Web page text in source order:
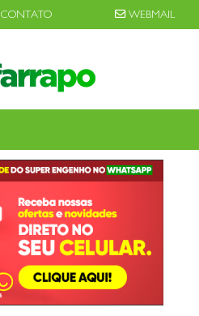
CONTATO WEBMAIL